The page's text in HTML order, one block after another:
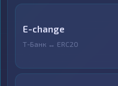
E-change
Т-Банк ↔ ERC20